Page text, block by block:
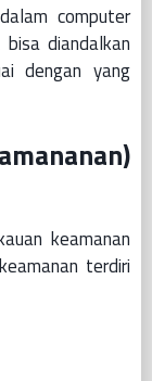
computer
diandalkan
dengan yang
keamanan
terdiri